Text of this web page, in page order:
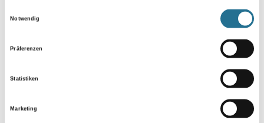
Notwendig
Präferenzen
Statistiken
Marketing